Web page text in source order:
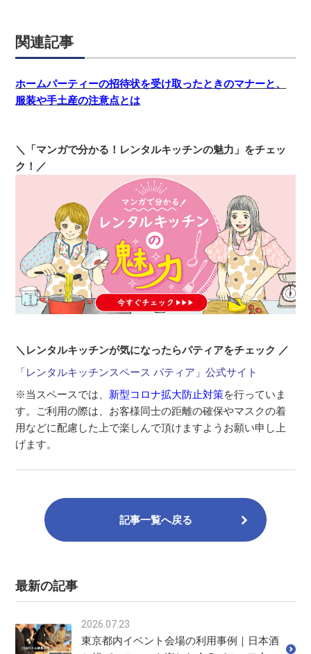
関連記事
ホームパーティーの招待状を受け取ったときのマナーと、
服装や手土産の注意点とは
＼「マンガで分かる！レンタルキッチンの魅力」をチェッ
ク！／
＼レンタルキッチンが気になったらパティアをチェック ／
「レンタルキッチンスペース パティア」公式サイト
※当スペースでは、 新型コロナ拡大防止対策を行っていま
す。ご利用の際は、お客様同士の距離の確保やマスクの着
用などに配慮した上で楽しんで頂けますようお願い申し上
げます。
記事一覧へ戻る
最新の記事
2026.07.23
東京都内イベント会場の利用事例｜日本酒